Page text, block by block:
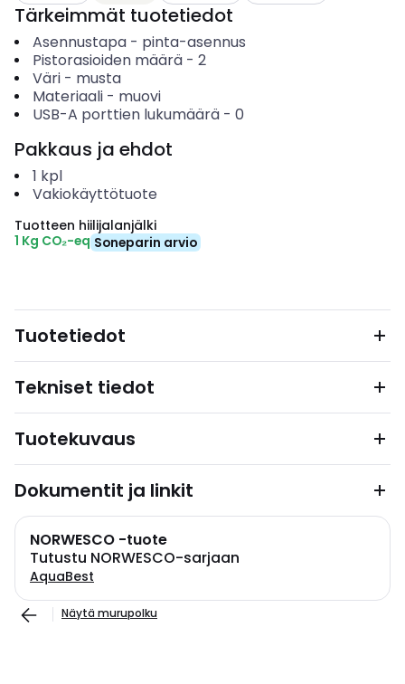
Tärkeimmät tuotetiedot
Asennustapa- pinta-asennus
Pistorasioiden määrä- 2
Väri- musta
Materiaali- muovi
USB-A porttien lukumäärä- 0
Pakkaus ja ehdot
1 kpl
Vakiokäyttötuote
Tuotteen hiilijalanjälki
1 Kg CO₂-eq Soneparin arvio
Tuotetiedot
Tekniset tiedot
Tuotekuvaus
Dokumentit ja linkit
NORWESCO -tuote
Tutustu NORWESCO-sarjaan
AquaBest
Näytä murupolku